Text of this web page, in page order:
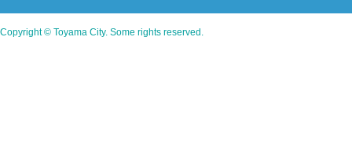
Copyright © Toyama City. Some rights reserved.